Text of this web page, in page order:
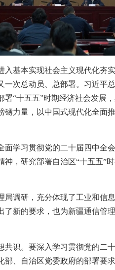
基本实现社会主义现代化夯
次总动员、总部署。习近平
“十五五”时期经济社会发展
力量，以中国式现代化全面
面学习贯彻党的二十届四中全
，研究部署自治区“十五五”
局调研，充分体现了工业和信
新的要求，也为新疆通信管
识。要深入学习贯彻党的二
、自治区党委政府的部署要